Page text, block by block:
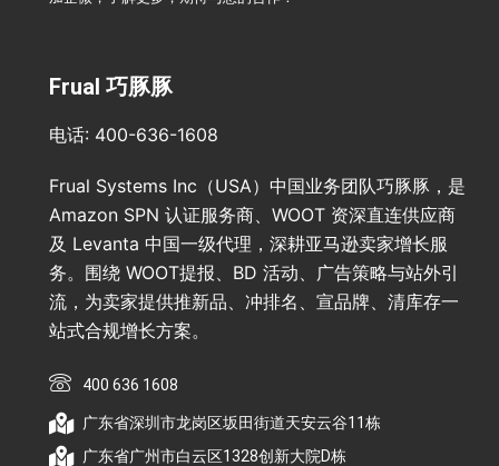
Frual 巧豚豚
电话: 400-636-1608
Frual Systems Inc（USA）中国业务团队巧豚豚，是
Amazon SPN 认证服务商、WOOT 资深直连供应商
及 Levanta 中国一级代理，深耕亚马逊卖家增长服
务。围绕 WOOT提报、BD 活动、广告策略与站外引
流，为卖家提供推新品、冲排名、宣品牌、清库存一
站式合规增长方案。
400 636 1608
广东省深圳市龙岗区坂田街道天安云谷11栋
广东省广州市白云区1328创新大院D栋